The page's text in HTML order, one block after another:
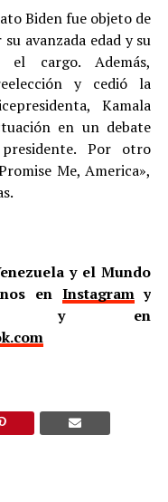
Biden fue objeto de
avanzada edad y su
el cargo. Además,
y cedió la
Kamala
en un debate
Por otro
Me, America»,
y el Mundo
en Instagramy
en